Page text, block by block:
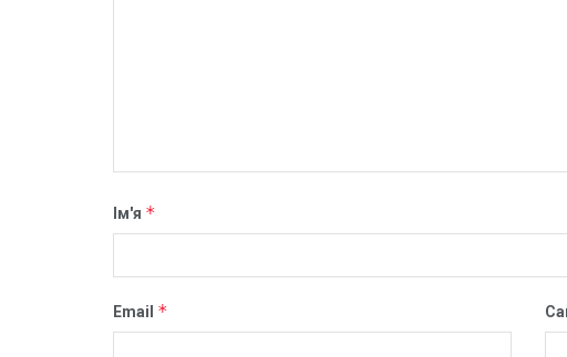
Ім'я *
Email *